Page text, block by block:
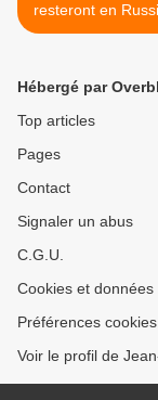
resteront en
la crise
Hébergé par
Top articles
Pages
Contact
Signaler un abus
C.G.U.
Cookies et
Préférences cookies
Voir le profil de